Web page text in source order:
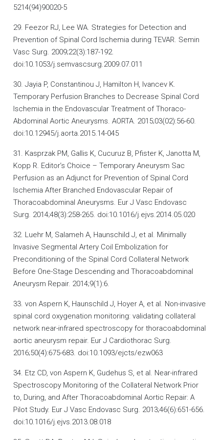
5214(94)90020-5
29. Feezor RJ, Lee WA. Strategies for Detection and
Prevention of Spinal Cord Ischemia during TEVAR. Semin
Vasc Surg. 2009;22(3):187-192.
doi:10.1053/j.semvascsurg.2009.07.011
30. Jayia P, Constantinou J, Hamilton H, Ivancev K.
Temporary Perfusion Branches to Decrease Spinal Cord
Ischemia in the Endovascular Treatment of Thoraco-
Abdominal Aortic Aneurysms. AORTA. 2015;03(02):56-60.
doi:10.12945/j.aorta.2015.14-045
31. Kasprzak PM, Gallis K, Cucuruz B, Pfister K, Janotta M,
Kopp R. Editor’s Choice – Temporary Aneurysm Sac
Perfusion as an Adjunct for Prevention of Spinal Cord
Ischemia After Branched Endovascular Repair of
Thoracoabdominal Aneurysms. Eur J Vasc Endovasc
Surg. 2014;48(3):258-265. doi:10.1016/j.ejvs.2014.05.020
32. Luehr M, Salameh A, Haunschild J, et al. Minimally
Invasive Segmental Artery Coil Embolization for
Preconditioning of the Spinal Cord Collateral Network
Before One-Stage Descending and Thoracoabdominal
Aneurysm Repair. 2014;9(1):6.
33. von Aspern K, Haunschild J, Hoyer A, et al. Non-invasive
spinal cord oxygenation monitoring: validating collateral
network near-infrared spectroscopy for thoracoabdominal
aortic aneurysm repair. Eur J Cardiothorac Surg.
2016;50(4):675-683. doi:10.1093/ejcts/ezw063
34. Etz CD, von Aspern K, Gudehus S, et al. Near-infrared
Spectroscopy Monitoring of the Collateral Network Prior
to, During, and After Thoracoabdominal Aortic Repair: A
Pilot Study. Eur J Vasc Endovasc Surg. 2013;46(6):651-656.
doi:10.1016/j.ejvs.2013.08.018